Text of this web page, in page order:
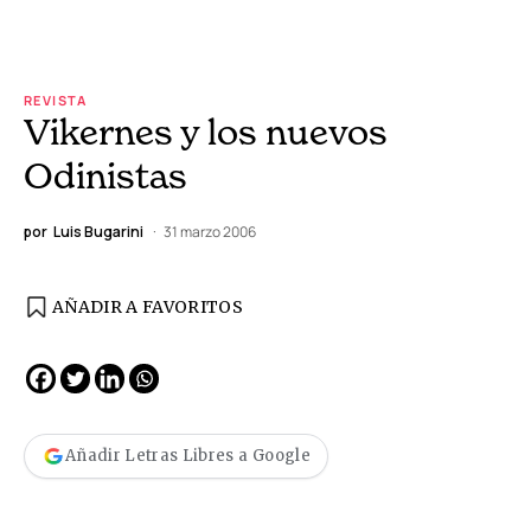
REVISTA
Vikernes y los nuevos
Odinistas
por Luis Bugarini 31 marzo 2006
AÑADIR A FAVORITOS
Añadir Letras Libres a Google